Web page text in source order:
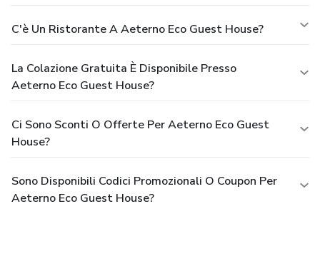
C'è Un Ristorante A Aeterno Eco Guest House?
La Colazione Gratuita È Disponibile Presso
Aeterno Eco Guest House?
Ci Sono Sconti O Offerte Per Aeterno Eco Guest
House?
Sono Disponibili Codici Promozionali O Coupon Per
Aeterno Eco Guest House?